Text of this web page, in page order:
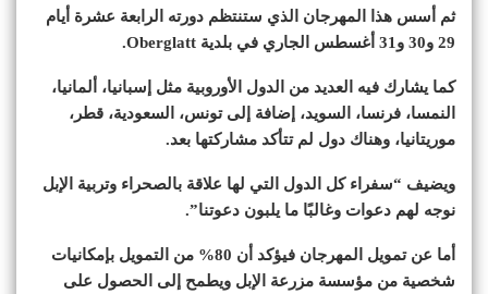
ثم أسس هذا المهرجان الذي ستنتظم دورته الرابعة عشرة أيام
29 و30 و31 أغسطس الجاري في بلدية Oberg­latt.
كما يشارك فيه العديد من الدول الأوروبية مثل إسبانيا، ألمانيا،
النمسا، فرنسا، السويد، إضافة إلى تونس، السعودية، قطر،
موريتانيا، وهناك دول لم تتأكد مشاركتها بعد.
ويضيف “سفراء كل الدول التي لها علاقة بالصحراء وتربية الإبل
نوجه لهم دعوات وغالبًا ما يلبون دعوتنا”.
أما عن تمويل المهرجان فيؤكد أن 80% من التمويل بإمكانيات
شخصية من مؤسسة مزرعة الإبل ويطمح إلى الحصول على